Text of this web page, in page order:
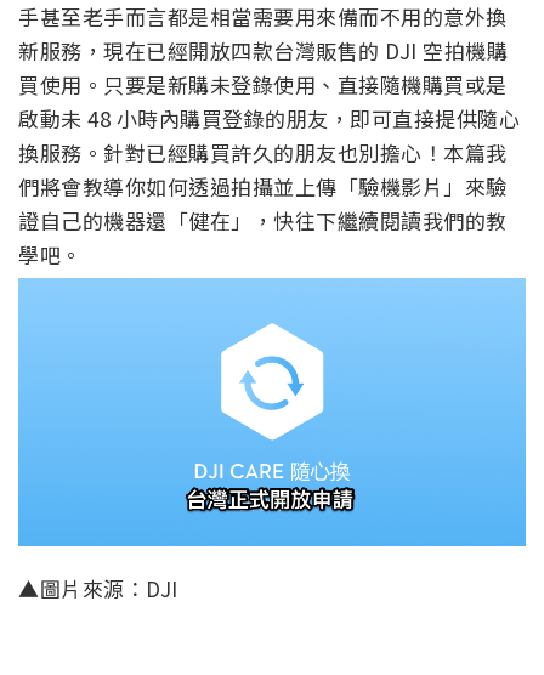
手甚至老手而言都是相當需要用來備而不用的意外換
新服務，現在已經開放四款台灣販售的 DJI 空拍機購
買使用。只要是新購未登錄使用、直接隨機購買或是
啟動未 48 小時內購買登錄的朋友，即可直接提供隨心
換服務。針對已經購買許久的朋友也別擔心！本篇我
們將會教導你如何透過拍攝並上傳「驗機影片」來驗
證自己的機器還「健在」，快往下繼續閱讀我們的教
學吧。
▲圖片來源：DJI